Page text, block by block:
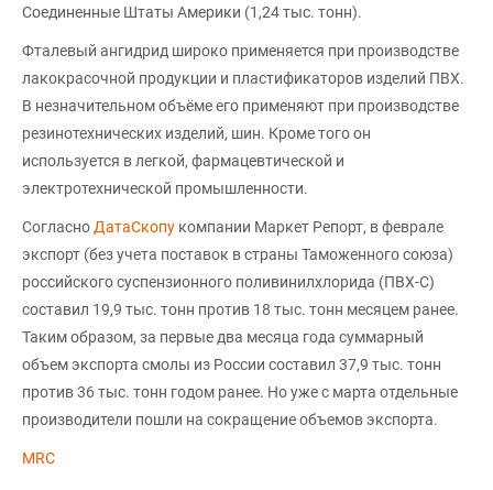
Соединенные Штаты Америки (1,24 тыс. тонн).
Фталевый ангидрид широко применяется при производстве
лакокрасочной продукции и пластификаторов изделий ПВХ.
В незначительном объёме его применяют при производстве
резинотехнических изделий, шин. Кроме того он
используется в легкой, фармацевтической и
электротехнической промышленности.
Согласно ДатаСкопу компании Маркет Репорт, в феврале
экспорт (без учета поставок в страны Таможенного союза)
российского суспензионного поливинилхлорида (ПВХ-С)
составил 19,9 тыс. тонн против 18 тыс. тонн месяцем ранее.
Таким образом, за первые два месяца года суммарный
объем экспорта смолы из России составил 37,9 тыс. тонн
против 36 тыс. тонн годом ранее. Но уже с марта отдельные
производители пошли на сокращение объемов экспорта.
MRC